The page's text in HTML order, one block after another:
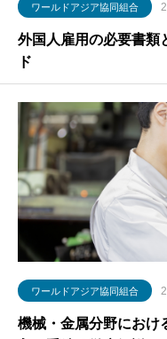
ワールドアジア協同組合
外国人雇用の必要書類
ド
ワールドアジア協同組合
機械・金属分野におけ